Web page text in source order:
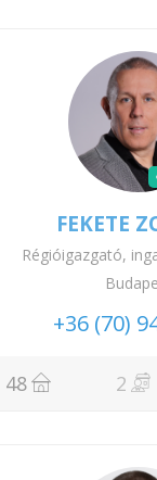
FEKETE
Régióigazgató,
+36 (70)
48 2